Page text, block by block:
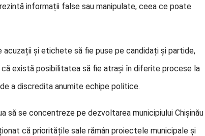
informații false sau manipulate, ceea ce poate
acuzații și etichete să fie puse pe candidați și partide,
există posibilitatea să fie atrași în diferite procese la
a discredita anumite echipe politice.
să se concentreze pe dezvoltarea municipiului Chișinău
că prioritățile sale rămân proiectele municipale și